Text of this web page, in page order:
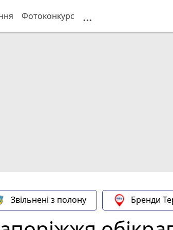
Фотоконкурс ...
Звільнені з полону Бренди